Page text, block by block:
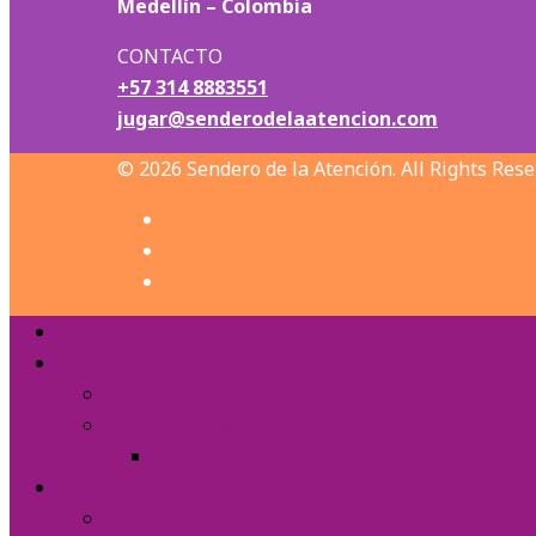
Medellín – Colombia
CONTACTO
+57 314 8883551
jugar@senderodelaatencion.com
© 2026 Sendero de la Atención. All Rights